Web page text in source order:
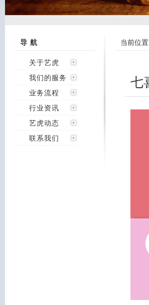
导 航
关于艺虎
我们的服务
业务流程
行业资讯
艺虎动态
联系我们
当前位置
七